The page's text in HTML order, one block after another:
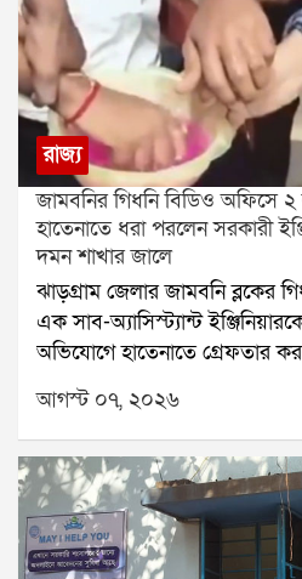
রাজ্য
জামবনির গিধনি বিডিও অফিসে ২
হাতেনাতে ধরা পরলেন সরকারী
দমন শাখার জালে
ঝাড়গ্রাম জেলার জামবনি ব্লকের
এক সাব-অ্যাসিস্ট্যান্ট
অভিযোগে হাতেনাতে গ্রেফতার
(Anti-Corruption Branch বা
বিশেষ ফাঁদ পেতে এই অভিযান
বিমল সাহা। অভিযোগ, তিনি একটি
বকেয়া পাস করানোর জন্য এক
ঘুষ দাবি করেছিলেন।বিল ছাড়
দমন শাখা সূত্রে জানা গিয়েছে,
গিধনিতে একটি সাব-হেলথ
আগস্ট ০৭, ২০২৬